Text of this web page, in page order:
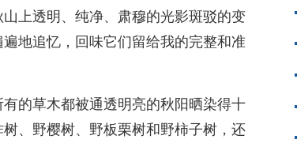
上透明、纯净、肃穆的光影斑驳的变
地追忆，回味它们留给我的完整和准
的草木都被通透明亮的秋阳晒染得十
、野樱树、野板栗树和野柿子树，还